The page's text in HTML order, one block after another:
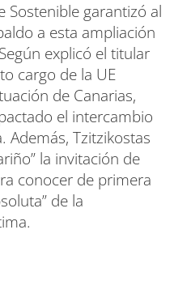
Sostenible garantizó al
a esta ampliación
explicó el titular
cargo de la UE
de Canarias,
el intercambio
Además, Tzitzikostas
la invitación de
conocer de primera
de la